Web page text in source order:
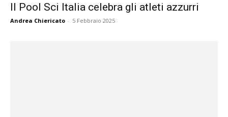
Il Pool Sci Italia celebra gli atleti azzurri
Andrea Chiericato - 5 Febbraio 2025